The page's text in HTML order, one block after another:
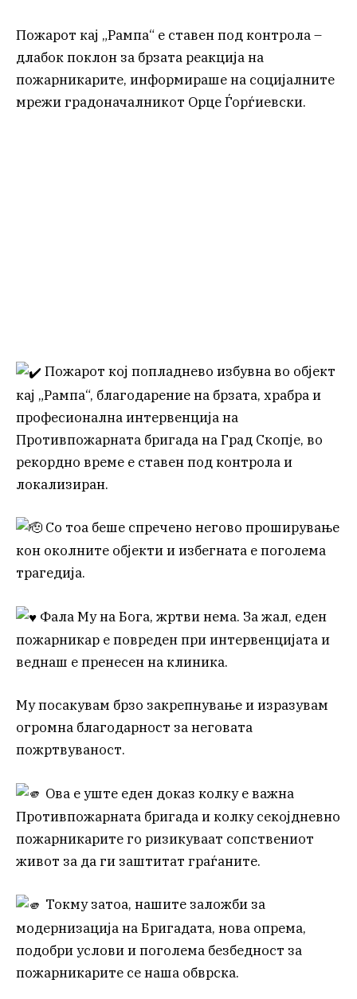
Пожарот кај „Рампа“ е ставен под контрола –
длабок поклон за брзата реакција на
пожарникарите, информираше на социјалните
мрежи градоначалникот Орце Ѓорѓиевски.
Пожарот кој попладнево избувна во објект
кај „Рампа“, благодарение на брзата, храбра и
професионална интервенција на
Противпожарната бригада на Град Скопје, во
рекордно време е ставен под контрола и
локализиран.
Со тоа беше спречено негово проширување
кон околните објекти и избегната е поголема
трагедија.
Фала Му на Бога, жртви нема. За жал, еден
пожарникар е повреден при интервенцијата и
веднаш е пренесен на клиника.
Му посакувам брзо закрепнување и изразувам
огромна благодарност за неговата
пожртвуваност.
Ова е уште еден доказ колку е важна
Противпожарната бригада и колку секојдневно
пожарникарите го ризикуваат сопствениот
живот за да ги заштитат граѓаните.
Токму затоа, нашите заложби за
модернизација на Бригадата, нова опрема,
подобри услови и поголема безбедност за
пожарникарите се наша обврска.